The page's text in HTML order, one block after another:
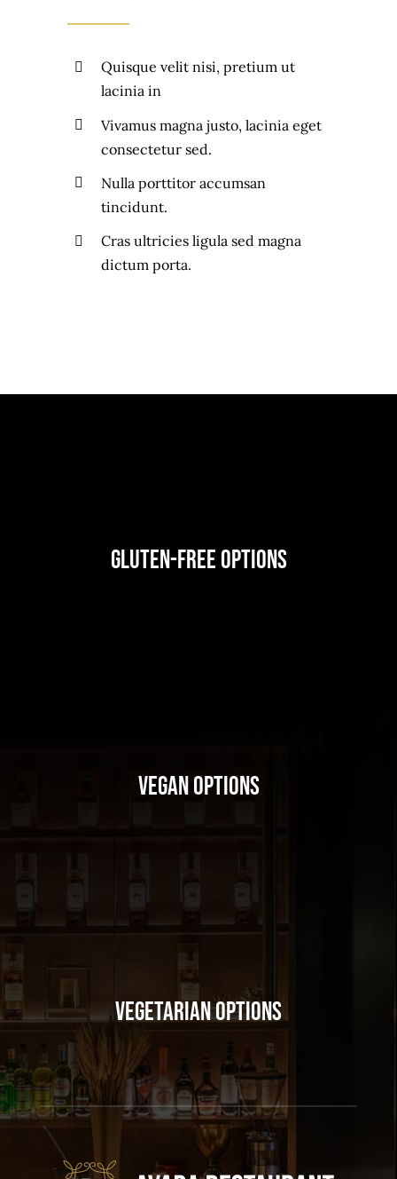
Quisque velit nisi, pretium ut
lacinia in
Vivamus magna justo, lacinia eget
consectetur sed.
Nulla porttitor accumsan
tincidunt.
Cras ultricies ligula sed magna
dictum porta.
Gluten-Free Options
Vegan Options
Vegetarian Options